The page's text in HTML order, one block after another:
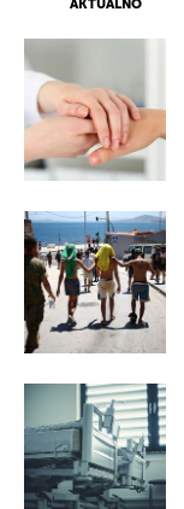
AKTUALNO